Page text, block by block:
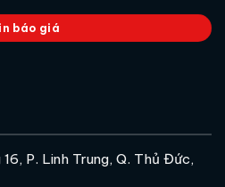
báo giá
P. Linh Trung, Q. Thủ Đức,